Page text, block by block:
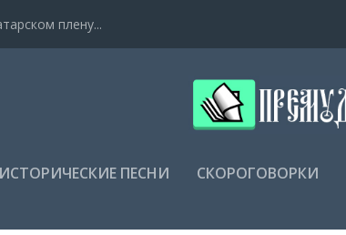
плену...
ИСТОРИЧЕСКИЕ ПЕСНИ СКОРОГОВОРКИ